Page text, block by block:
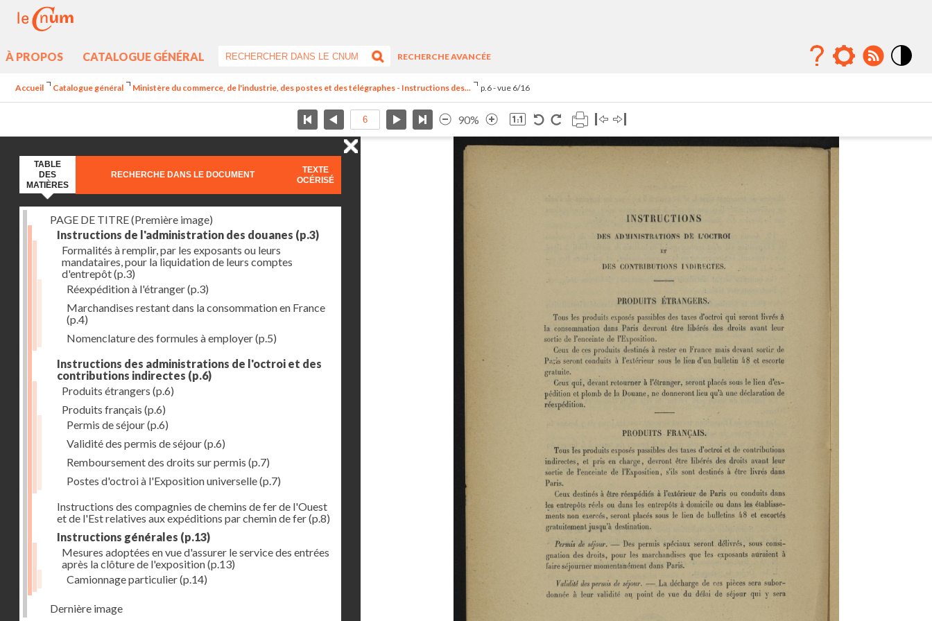
À PROPOS CATALOGUE GÉNÉRAL
RECHERCHE AVANCÉE
Accueil Catalogue général Ministère du commerce, de l'industrie, des postes et des télégraphes - Instructions des... p.6 - vue 6/16
90%
TABLE
DES
MATIÈRES
RECHERCHE DANS LE DOCUMENT
TEXTE
OCÉRISÉ
PAGE DE TITRE (Première image)
Instructions de l'administration des douanes (p.3)
Formalités à remplir, par les exposants ou leurs
mandataires, pour la liquidation de leurs comptes
d'entrepôt(p.3)
Réexpédition à l'étranger(p.3)
Marchandises restant dans la consommation en France
(p.4)
Nomenclature des formules à employer(p.5)
Instructions des administrations de l'octroi et des
contributions indirectes (p.6)
Produits étrangers (p.6)
Produits français (p.6)
Permis de séjour(p.6)
Validité des permis de séjour(p.6)
Remboursement des droits sur permis (p.7)
Postes d'octroi à l'Exposition universelle(p.7)
Instructions des compagnies de chemins de fer de l'Ouest
et de l'Est relatives aux expéditions par chemin de fer(p.8)
Instructions générales (p.13)
Mesures adoptées en vue d'assurer le service des entrées
après la clôture de l'exposition(p.13)
Camionnage particulier(p.14)
Dernière image